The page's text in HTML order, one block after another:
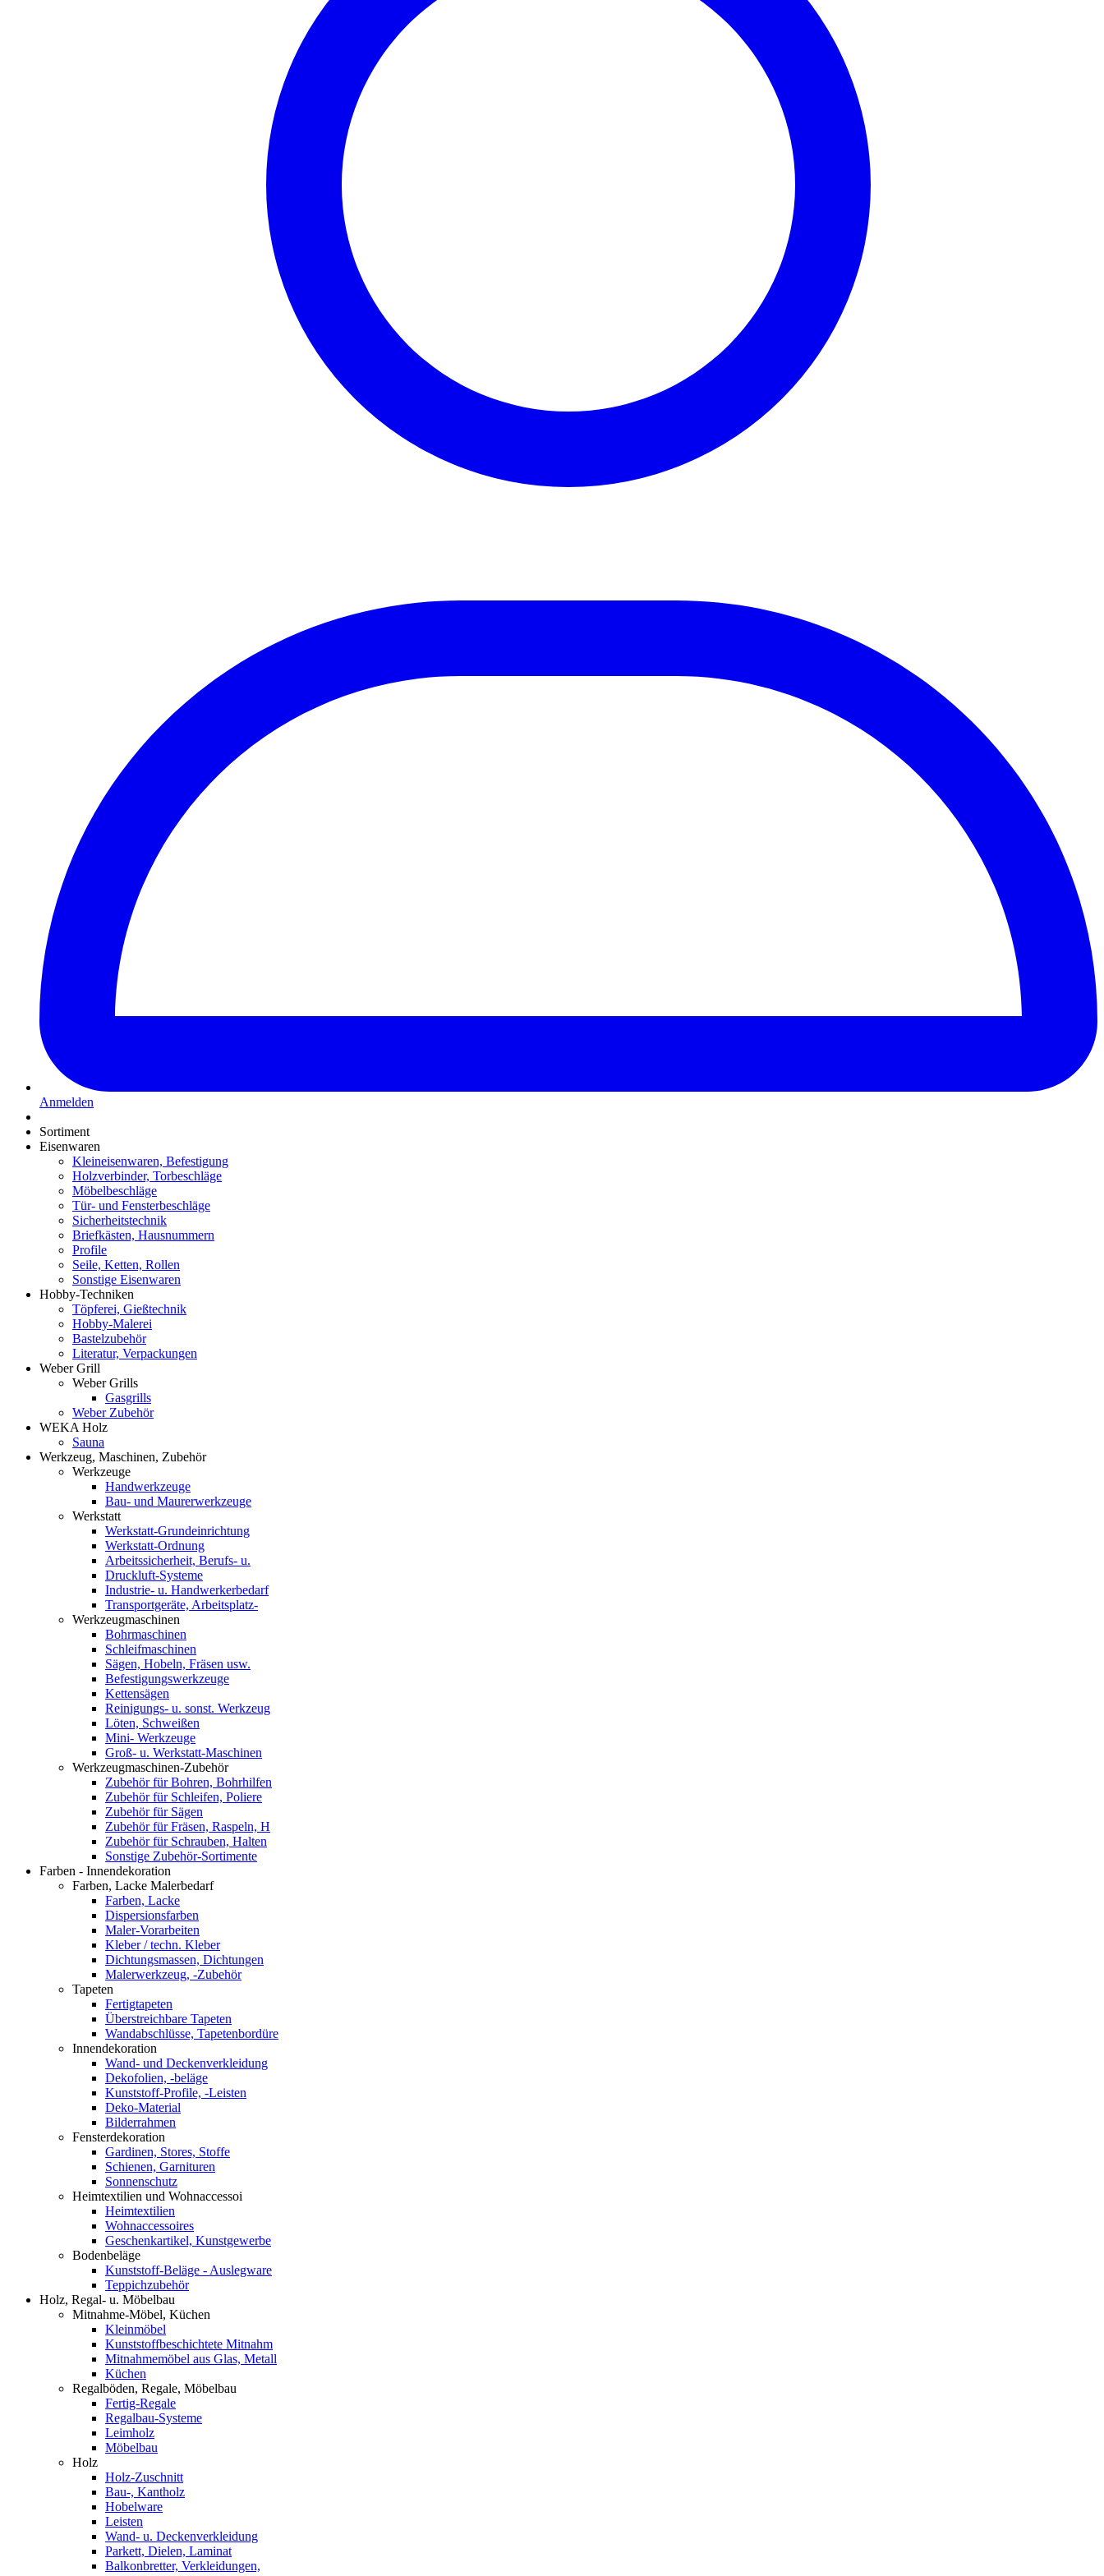
Anmelden
Sortiment
Eisenwaren
Kleineisenwaren, Befestigung
Holzverbinder, Torbeschläge
Möbelbeschläge
Tür- und Fensterbeschläge
Sicherheitstechnik
Briefkästen, Hausnummern
Profile
Seile, Ketten, Rollen
Sonstige Eisenwaren
Hobby-Techniken
Töpferei, Gießtechnik
Hobby-Malerei
Bastelzubehör
Literatur, Verpackungen
Weber Grill
Weber Grills
Gasgrills
Weber Zubehör
WEKA Holz
Sauna
Werkzeug, Maschinen, Zubehör
Werkzeuge
Handwerkzeuge
Bau- und Maurerwerkzeuge
Werkstatt
Werkstatt-Grundeinrichtung
Werkstatt-Ordnung
Arbeitssicherheit, Berufs- u.
Druckluft-Systeme
Industrie- u. Handwerkerbedarf
Transportgeräte, Arbeitsplatz-
Werkzeugmaschinen
Bohrmaschinen
Schleifmaschinen
Sägen, Hobeln, Fräsen usw.
Befestigungswerkzeuge
Kettensägen
Reinigungs- u. sonst. Werkzeug
Löten, Schweißen
Mini- Werkzeuge
Groß- u. Werkstatt-Maschinen
Werkzeugmaschinen-Zubehör
Zubehör für Bohren, Bohrhilfen
Zubehör für Schleifen, Poliere
Zubehör für Sägen
Zubehör für Fräsen, Raspeln, H
Zubehör für Schrauben, Halten
Sonstige Zubehör-Sortimente
Farben - Innendekoration
Farben, Lacke Malerbedarf
Farben, Lacke
Dispersionsfarben
Maler-Vorarbeiten
Kleber / techn. Kleber
Dichtungsmassen, Dichtungen
Malerwerkzeug, -Zubehör
Tapeten
Fertigtapeten
Überstreichbare Tapeten
Wandabschlüsse, Tapetenbordüre
Innendekoration
Wand- und Deckenverkleidung
Dekofolien, -beläge
Kunststoff-Profile, -Leisten
Deko-Material
Bilderrahmen
Fensterdekoration
Gardinen, Stores, Stoffe
Schienen, Garnituren
Sonnenschutz
Heimtextilien und Wohnaccessoi
Heimtextilien
Wohnaccessoires
Geschenkartikel, Kunstgewerbe
Bodenbeläge
Kunststoff-Beläge - Auslegware
Teppichzubehör
Holz, Regal- u. Möbelbau
Mitnahme-Möbel, Küchen
Kleinmöbel
Kunststoffbeschichtete Mitnahm
Mitnahmemöbel aus Glas, Metall
Küchen
Regalböden, Regale, Möbelbau
Fertig-Regale
Regalbau-Systeme
Leimholz
Möbelbau
Holz
Holz-Zuschnitt
Bau-, Kantholz
Hobelware
Leisten
Wand- u. Deckenverkleidung
Parkett, Dielen, Laminat
Balkonbretter, Verkleidungen,